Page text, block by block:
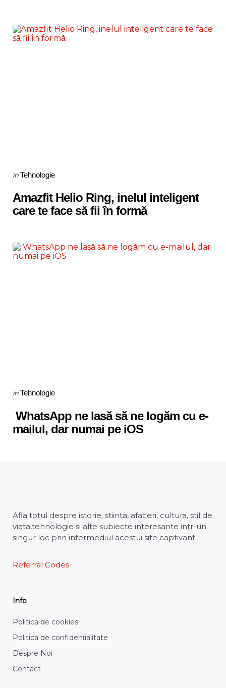
Categories
Posted
inTehnologie
Amazfit Helio Ring, inelul inteligent
care te face să fii în formă
Categories
Posted
inTehnologie
WhatsApp ne lasă să ne logăm cu e-
mailul, dar numai pe iOS
Afla totul despre istorie, stiinta, afaceri, cultura, stil de
viata,tehnologie si alte subiecte interesante intr-un
singur loc prin intermediul acestui site captivant.
Referral Codes
Info
Politica de cookies
Politica de confidențialitate
Despre Noi
Contact